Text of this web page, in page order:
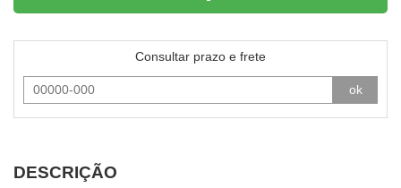
Consultar prazo e frete
ok
DESCRIÇÃO